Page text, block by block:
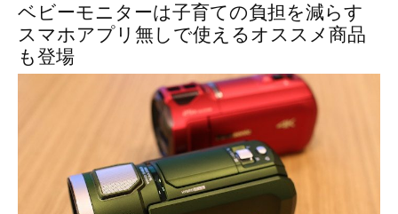
ベビーモニターは子育ての負担を減らす
スマホアプリ無しで使えるオススメ商品
も登場